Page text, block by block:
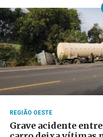
REGIÃO OESTE
Grave acidente